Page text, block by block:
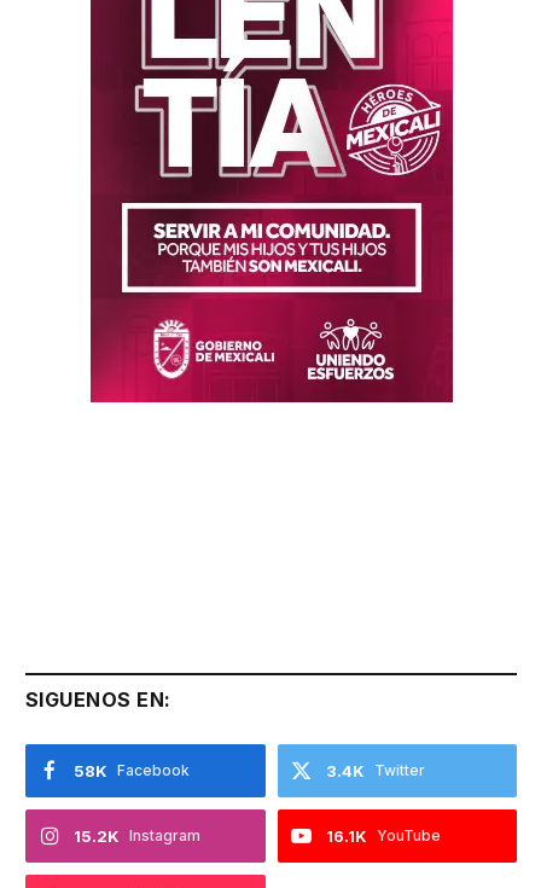
SIGUENOS EN:
Facebook
58K Twitter
3.4K
Instagram
15.2K YouTube
16.1K